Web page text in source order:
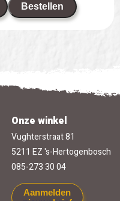
Bestellen
Onze winkel
Vughterstraat 81
5211 EZ 's-Hertogenbosch
085-273 30 04
Aanmelden